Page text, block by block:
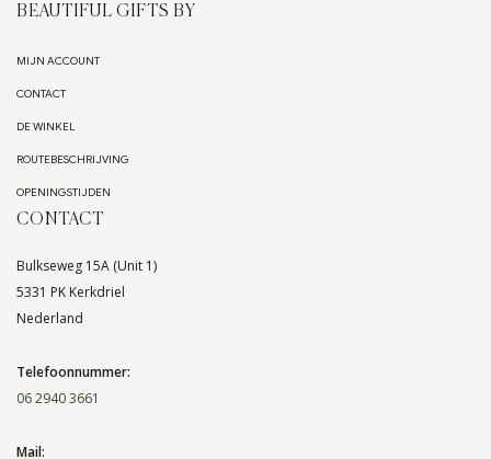
BEAUTIFUL GIFTS BY
MIJN ACCOUNT
CONTACT
DE WINKEL
ROUTEBESCHRIJVING
OPENINGSTIJDEN
CONTACT
Bulkseweg 15A (Unit 1)
5331 PK Kerkdriel
Nederland
Telefoonnummer:
06 2940 3661
Mail: